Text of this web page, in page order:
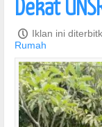
Dekat
P Iklan ini
Rumah